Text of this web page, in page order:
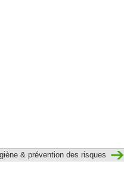
& prévention des risques